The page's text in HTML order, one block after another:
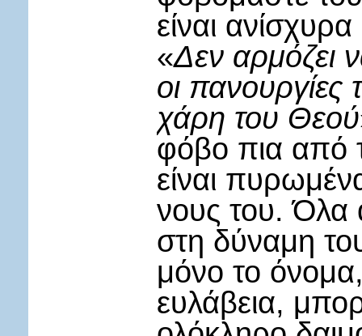
είναι
«Δεν αρμόζει
οι πανουργίες
χάρη του Θεού
φόβο πια από
είναι
νους του. Όλα
στη δύναμη
μόνο το
ευλάβεια,